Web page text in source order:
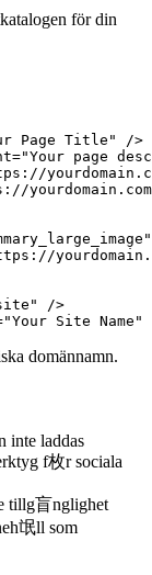
för din
Page Title" />
page
/>
Site Name"
domännamn.
inte laddas
f枚r sociala
tillg盲nglighet
氓ll som